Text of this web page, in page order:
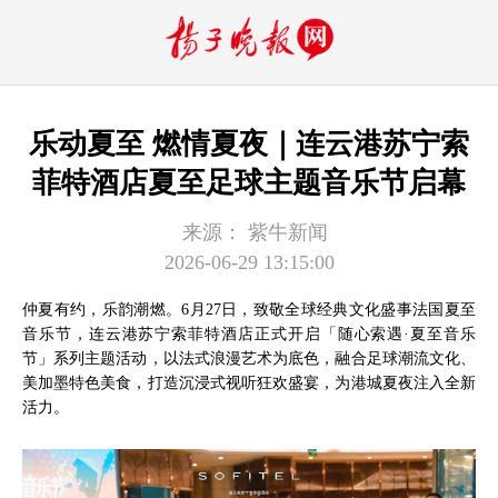
乐动夏至 燃情夏夜｜连云港苏宁索
菲特酒店夏至足球主题音乐节启幕
来源：
紫牛新闻
2026-06-29 13:15:00
仲夏有约，乐韵潮燃。6月27日，致敬全球经典文化盛事法国夏至
音乐节，连云港苏宁索菲特酒店正式开启「随心索遇·夏至音乐
节」系列主题活动，以法式浪漫艺术为底色，融合足球潮流文化、
美加墨特色美食，打造沉浸式视听狂欢盛宴，为港城夏夜注入全新
活力。